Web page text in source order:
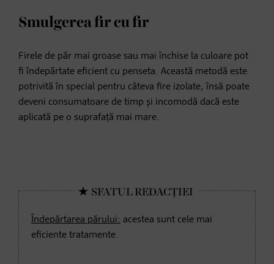
Smulgerea fir cu fir
Firele de păr mai groase sau mai închise la culoare pot
fi îndepărtate eficient cu penseta. Această metodă este
potrivită în special pentru câteva fire izolate, însă poate
deveni consumatoare de timp și incomodă dacă este
aplicată pe o suprafață mai mare.
Îndepărtarea părului: acestea sunt cele mai
eficiente tratamente.